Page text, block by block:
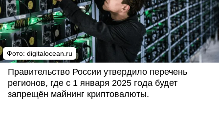
Фото: digitalocean.ru
Правительство России утвердило перечень
регионов, где с 1 января 2025 года будет
запрещён майнинг криптовалюты.